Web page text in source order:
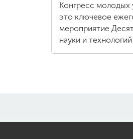
Конгресс молодых
это ключевое
мероприятие
науки и